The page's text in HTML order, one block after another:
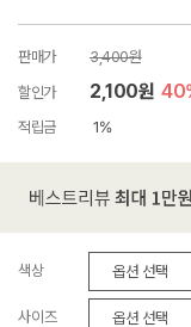
판매가
3,400원
할인가
2,100원
적립금 1%
색상
사이즈